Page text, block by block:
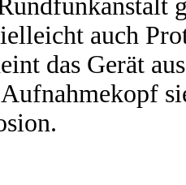
auch
das Gerät